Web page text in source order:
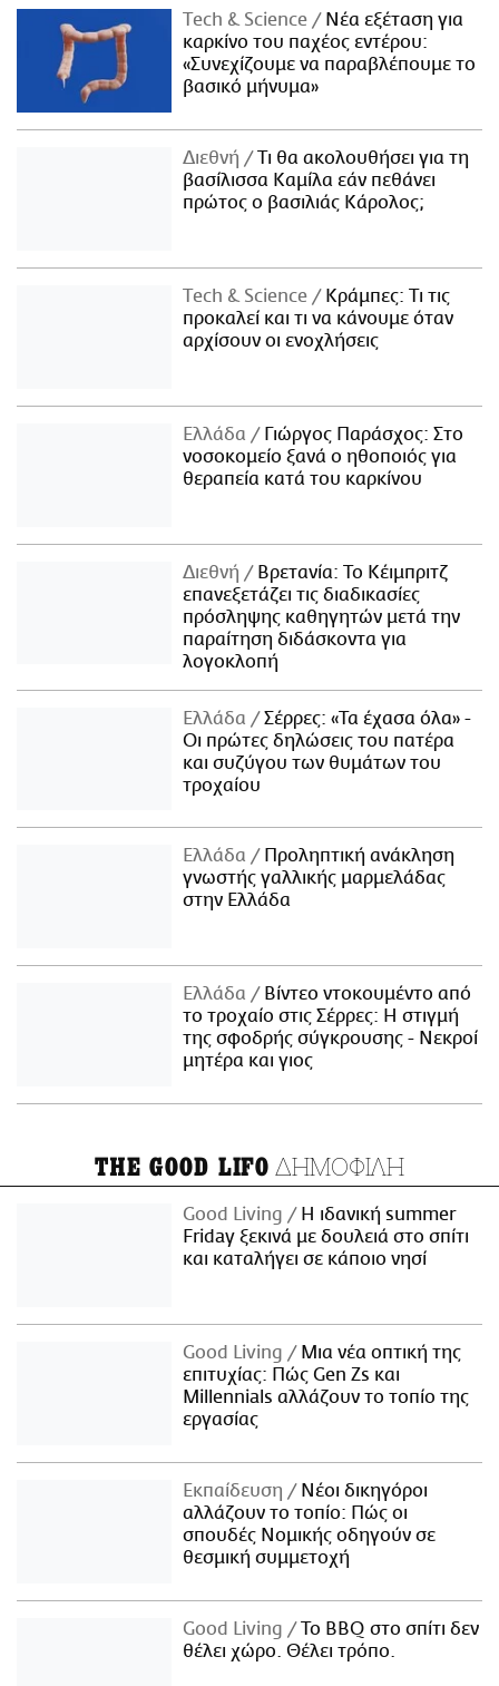
Τech & Science
Νέα εξέταση για
καρκίνο του παχέος εντέρου:
«Συνεχίζουμε να παραβλέπουμε το
βασικό μήνυμα»
Διεθνή
Τι θα ακολουθήσει για τη
βασίλισσα Καμίλα εάν πεθάνει
πρώτος ο βασιλιάς Κάρολος;
Τech & Science
Κράμπες: Τι τις
προκαλεί και τι να κάνουμε όταν
αρχίσουν οι ενοχλήσεις
Ελλάδα
Γιώργος Παράσχος: Στο
νοσοκομείο ξανά ο ηθοποιός για
θεραπεία κατά του καρκίνου
Διεθνή
Βρετανία: Το Κέιμπριτζ
επανεξετάζει τις διαδικασίες
πρόσληψης καθηγητών μετά την
παραίτηση διδάσκοντα για
λογοκλοπή
Ελλάδα
Σέρρες: «Τα έχασα όλα» -
Οι πρώτες δηλώσεις του πατέρα
και συζύγου των θυμάτων του
τροχαίου
Ελλάδα
Προληπτική ανάκληση
γνωστής γαλλικής μαρμελάδας
στην Ελλάδα
Ελλάδα
Βίντεο ντοκουμέντο από
το τροχαίο στις Σέρρες: Η στιγμή
της σφοδρής σύγκρουσης - Νεκροί
μητέρα και γιος
THE GOOD LIFO ΔΗΜΟΦΙΛΗ
Good Living
Η ιδανική summer
Friday ξεκινά με δουλειά στο σπίτι
και καταλήγει σε κάποιο νησί
Good Living
Μια νέα οπτική της
επιτυχίας: Πώς Gen Zs και
Millennials αλλάζουν το τοπίο της
εργασίας
Εκπαίδευση
Νέοι δικηγόροι
αλλάζουν το τοπίο: Πώς οι
σπουδές Νομικής οδηγούν σε
θεσμική συμμετοχή
Good Living
Το BBQ στο σπίτι δεν
θέλει χώρο. Θέλει τρόπο.